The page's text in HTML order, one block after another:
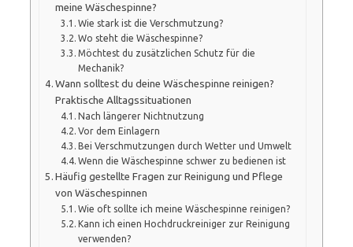
meine Wäschespinne?
Wie stark ist die Verschmutzung?
Wo steht die Wäschespinne?
Möchtest du zusätzlichen Schutz für die
Mechanik?
Wann solltest du deine Wäschespinne reinigen?
Praktische Alltagssituationen
Nach längerer Nichtnutzung
Vor dem Einlagern
Bei Verschmutzungen durch Wetter und Umwelt
Wenn die Wäschespinne schwer zu bedienen ist
Häufig gestellte Fragen zur Reinigung und Pflege
von Wäschespinnen
Wie oft sollte ich meine Wäschespinne reinigen?
Kann ich einen Hochdruckreiniger zur Reinigung
verwenden?